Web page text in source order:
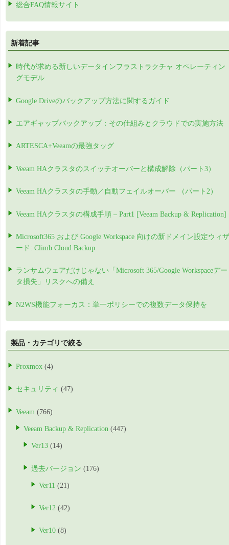
総合FAQ情報サイト
新着記事
時代が求める新しいデータインフラストラクチャ オペレーティン
グモデル
Google Driveのバックアップ方法に関するガイド
エアギャップバックアップ：その仕組みとクラウドでの実施方法
ARTESCA+Veeamの最強タッグ
Veeam HAクラスタのスイッチオーバーと構成解除（パート3）
Veeam HAクラスタの手動／自動フェイルオーバー （パート2）
Veeam HAクラスタの構成手順 – Part1 [Veeam Backup & Replication]
Microsoft365 および Google Workspace 向けの新ドメイン設定ウィザ
ード: Climb Cloud Backup
ランサムウェアだけじゃない「Microsoft 365/Google Workspaceデー
タ損失」リスクへの備え
N2WS機能フォーカス：単一ポリシーでの複数データ保持を
製品・カテゴリで絞る
Proxmox (4)
セキュリティ (47)
Veeam (766)
Veeam Backup & Replication (447)
Ver13 (14)
過去バージョン (176)
Ver11 (21)
Ver12 (42)
Ver10 (8)